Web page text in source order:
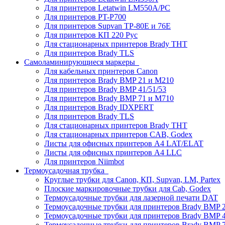
Для принтеров Letatwin LM550A/PC
Для принтеров PT-P700
Для принтеров Supvan TP-80E и 76E
Для принтеров КП 220 Рус
Для стационарных принтеров Brady THT
Для принтеров Brady TLS
Самоламинирующиеся маркеры
Для кабельных принтеров Canon
Для принтеров Brady BMP 21 и M210
Для принтеров Brady BMP 41/51/53
Для принтеров Brady BMP 71 и M710
Для принтеров Brady IDXPERT
Для принтеров Brady TLS
Для стационарных принтеров Brady THT
Для стационарных принтеров CAB, Godex
Листы для офисных принтеров А4 LAT/ELAT
Листы для офисных принтеров А4 LLC
Для принтеров Niimbot
Термоусадочная трубка
Круглые трубки для Canon, КП, Supvan, LM, Partex
Плоские маркировочные трубки для Cab, Godex
Термоусадочные трубки для лазерной печати DAT
Термоусадочные трубки для принтеров Brady BMP
Термоусадочные трубки для принтеров Brady BMP